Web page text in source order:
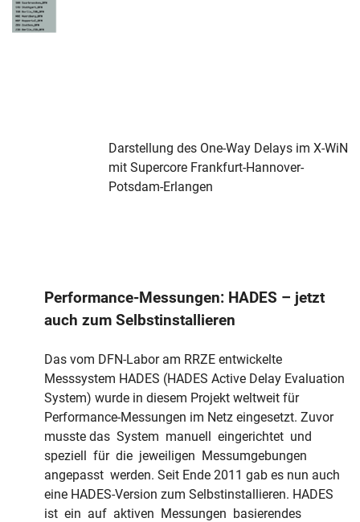
Darstellung des One-Way Delays im X-WiN
mit Supercore Frankfurt-Hannover-
Potsdam-Erlangen
Performance-Messungen: HADES – jetzt
auch zum Selbstinstallieren
Das vom DFN-Labor am RRZE entwickelte
Messsystem HADES (HADES Active Delay Evaluation
System) wurde in diesem Projekt weltweit für
Performance-Messungen im Netz eingesetzt. Zuvor
musste das System manuell eingerichtet und
speziell für die jeweiligen Messumgebungen
angepasst werden. Seit Ende 2011 gab es nun auch
eine HADES-Version zum Selbstinstallieren. HADES
ist ein auf aktiven Messungen basierendes